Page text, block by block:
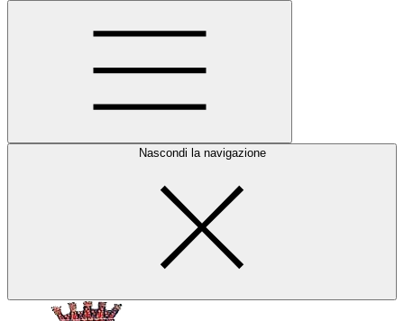
Nascondi la navigazione